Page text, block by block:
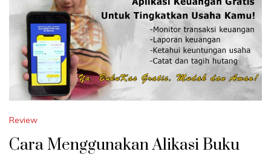
Review
Cara Menggunakan Alikasi Buku